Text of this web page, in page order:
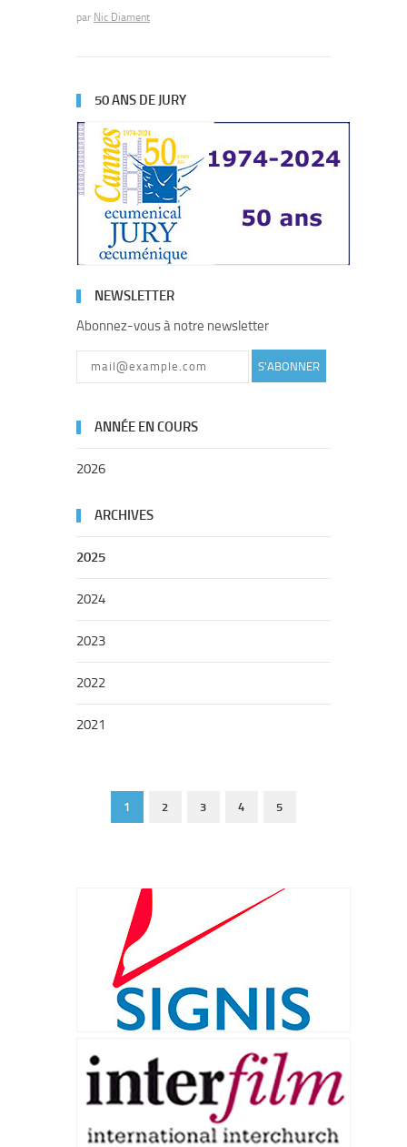
par Nic Diament
50 ANS DE JURY
NEWSLETTER
Abonnez-vous à notre newsletter
S'ABONNER
ANNÉE EN COURS
2026
ARCHIVES
2025
2024
2023
2022
2021
1 2 3 4 5